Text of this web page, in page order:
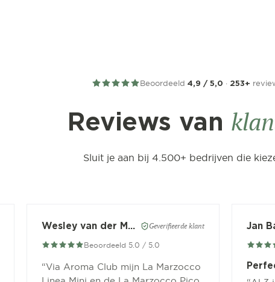
Beoordeeld 4,9 / 5,0 · 253+
Reviews van
Sluit je aan bij 4.500+ bedrijven die
Wesley van der Meer Geverifieerde klant
Beoordeeld 5.0 / 5.0
“Via Aroma Club mijn La Marzocco
Jan